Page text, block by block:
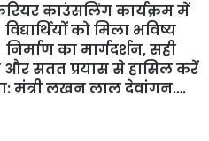
काउंसलिंग कार्यक्रम में
विद्यार्थियों को मिला भविष्य
निर्माण का मार्गदर्शन, सही
और सतत प्रयास से हासिल करें
मंत्री लखन लाल देवांगन….